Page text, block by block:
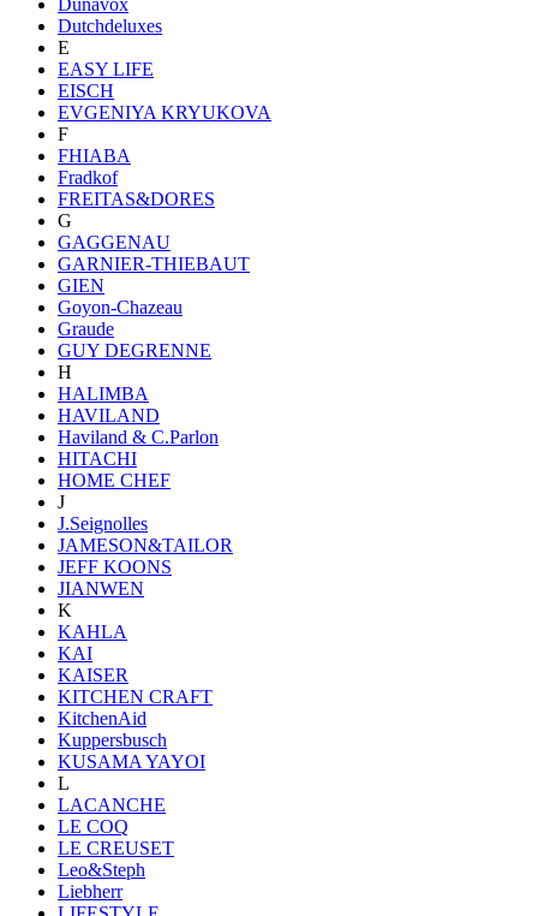
Dutchdeluxes
E
EASY LIFE
EISCH
EVGENIYA KRYUKOVA
F
FHIABA
Fradkof
FREITAS&DORES
G
GAGGENAU
GARNIER-THIEBAUT
GIEN
Goyon-Chazeau
Graude
GUY DEGRENNE
H
HALIMBA
HAVILAND
Haviland & C.Parlon
HITACHI
HOME CHEF
J
J.Seignolles
JAMESON&TAILOR
JEFF KOONS
JIANWEN
K
KAHLA
KAI
KAISER
KITCHEN CRAFT
KitchenAid
Kuppersbusch
KUSAMA YAYOI
L
LACANCHE
LE COQ
LE CREUSET
Leo&Steph
Liebherr